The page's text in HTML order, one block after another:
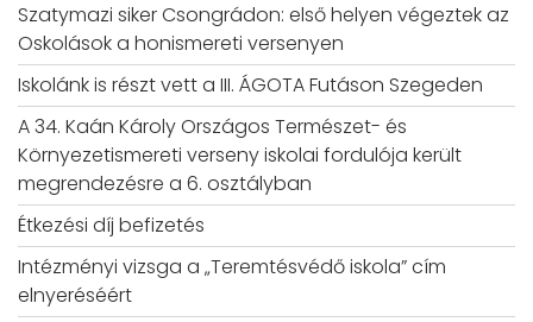
Szatymazi siker Csongrádon: első helyen végeztek az
Oskolások a honismereti versenyen
Iskolánk is részt vett a III. ÁGOTA Futáson Szegeden
A 34. Kaán Károly Országos Természet- és
Környezetismereti verseny iskolai fordulója került
megrendezésre a 6. osztályban
Étkezési díj befizetés
Intézményi vizsga a „Teremtésvédő iskola” cím
elnyeréséért